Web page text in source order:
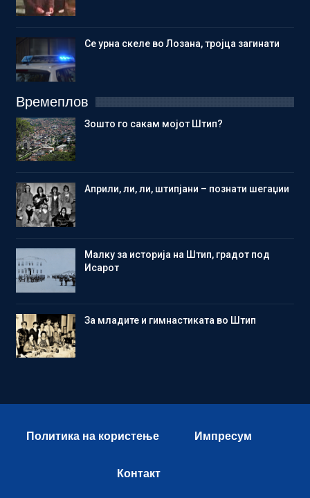
Се урна скеле во Лозана, тројца загинати
Времеплов
Зошто го сакам мојот Штип?
Aприли, ли, ли, штипјани – познати шегаџии
Малку за историја на Штип, градот под
Исарот
Зa младите и гимнастиката во Штип
Политика на користење Импресум
Контакт